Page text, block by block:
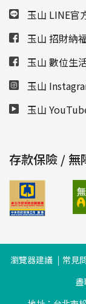
玉山 LINE官
玉山 招財納
玉山 數位生
玉山
玉山
存款保險 / 無
瀏覽器建議 常見